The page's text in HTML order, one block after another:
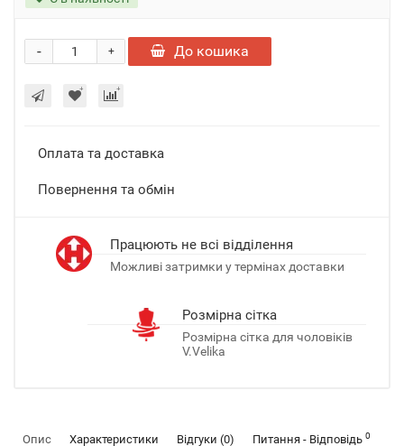
+
- До кошика
Оплата та доставка
Повернення та обмін
Працюють не всі відділення
Можливі затримки у термінах доставки
Розмірна сітка
Розмірна сітка для чоловіків
V.Velika
Опис Характеристики Відгуки (0) Питання - Відповідь 0